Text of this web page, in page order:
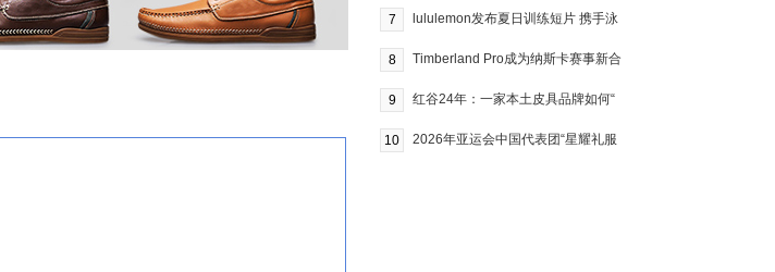
7 lululemon发布夏日训练短片 携手泳
8 Timberland Pro成为纳斯卡赛事新合
9 红谷24年：一家本土皮具品牌如何“
10 2026年亚运会中国代表团“星耀礼服